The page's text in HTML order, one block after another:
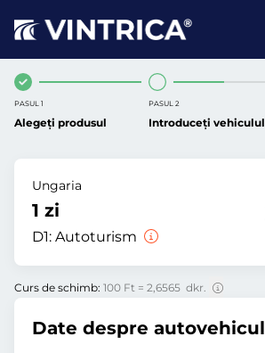
PASUL 1
Alegeți produsul
PASUL 2
Introduceți vehiculul
Ungaria
1 zi
D1: Autoturism
Curs de schimb: 100 Ft = 2,6565 dkr.
Date despre autovehicul